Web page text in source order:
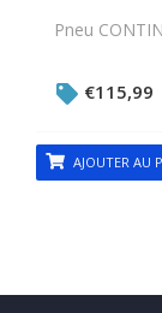
Pneu
€115,99
AJOUTER AU